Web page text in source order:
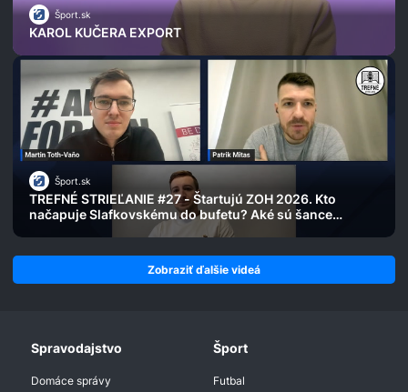
Šport.sk
KAROL KUČERA EXPORT
Šport.sk
TREFNÉ STRIEĽANIE #27 - Štartujú ZOH 2026. Kto
načapuje Slafkovskému do bufetu? Aké sú šance
Zobraziť ďalšie videá
Spravodajstvo
Domáce správy
Šport
Futbal